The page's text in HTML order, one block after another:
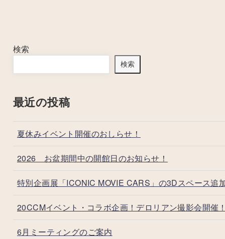
検索
検索
最近の投稿
夏休みイベント開催のおしらせ！
2026 お盆期間中の開館日のお知らせ！
特別企画展「ICONIC MOVIE CARS」の3Dスペース追
20CCMイベント・コラボ企画！デロリアン撮影会開催
6月ミーティングのご案内